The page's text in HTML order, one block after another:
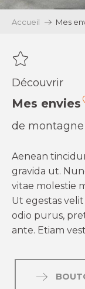
Accueil Mes
Découvrir
Mes envies
de montagne
Aenean
gravida ut.
vitae molestie
Ut egestas
odio purus,
ante. Etiam